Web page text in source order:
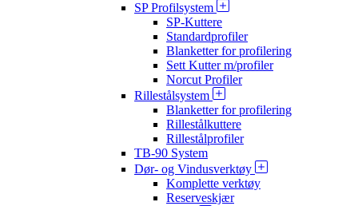
SP Profilsystem
SP-Kuttere
Standardprofiler
Blanketter for profilering
Sett Kutter m/profiler
Norcut Profiler
Rillestålsystem
Blanketter for profilering
Rillestålkuttere
Rillestålprofiler
TB-90 System
Dør- og Vindusverktøy
Komplette verktøy
Reserveskjær